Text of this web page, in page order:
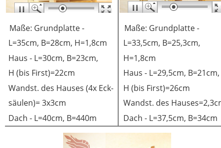
Maße: Grundplatte -
L=35cm, B=28cm, H=1,8cm
Haus - L=30cm, B=23cm,
H (bis First)=22cm
Wandst. des Hauses (4x Eck-
säulen)= 3x3cm
Dach - L=40cm, B=440m
Maße: Grundplatte -
L=33,5cm, B=25,3cm,
H=1,8cm
Haus - L=29,5cm, B=21cm,
H (bis First)=26cm
Wandst. des
Dach - L=37,5cm, B=34cm